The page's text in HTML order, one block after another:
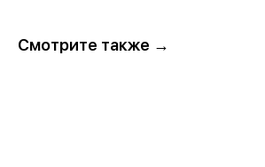
Смотрите также →